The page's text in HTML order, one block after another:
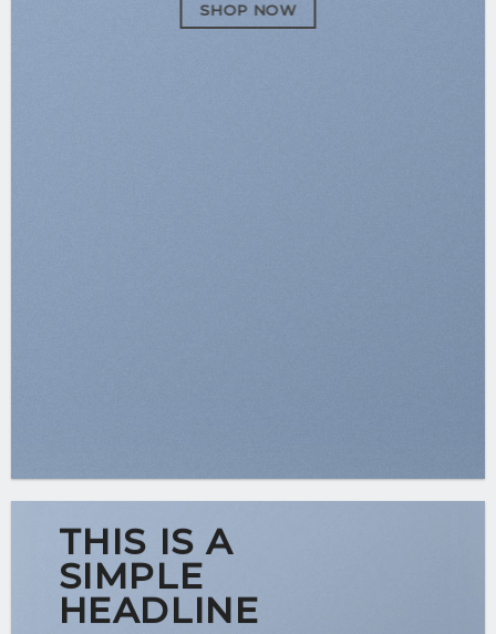
SHOP NOW
THIS IS A
SIMPLE
HEADLINE